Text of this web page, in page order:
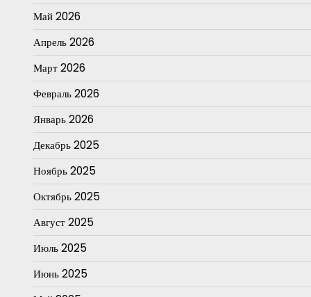
Май 2026
Апрель 2026
Март 2026
Февраль 2026
Январь 2026
Декабрь 2025
Ноябрь 2025
Октябрь 2025
Август 2025
Июль 2025
Июнь 2025